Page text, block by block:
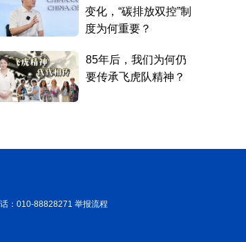
：010-88828271 举报流程